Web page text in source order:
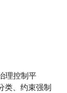
理控制平
类、约束强制